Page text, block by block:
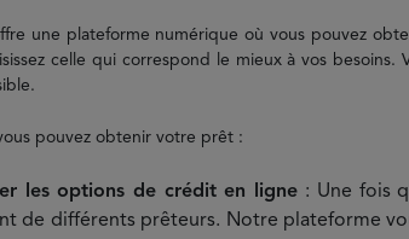
une plateforme numérique où vous pouvez
celle qui correspond le mieux à vos
pouvez obtenir votre prêt :
les options de crédit en ligne : Une fois
de différents prêteurs. Notre plateforme